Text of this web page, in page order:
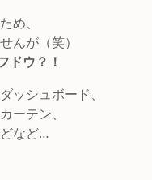
め、
んが（笑）
ドウ？！
ッシュボード、
ーテン、
など…